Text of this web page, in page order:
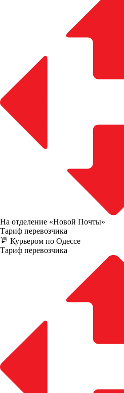
На отделение «Новой Почты»
Тариф перевозчика
Курьером по Одессе
Тариф перевозчика